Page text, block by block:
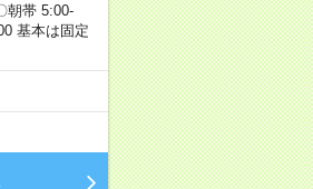
朝帯 5:00-
基本は固定